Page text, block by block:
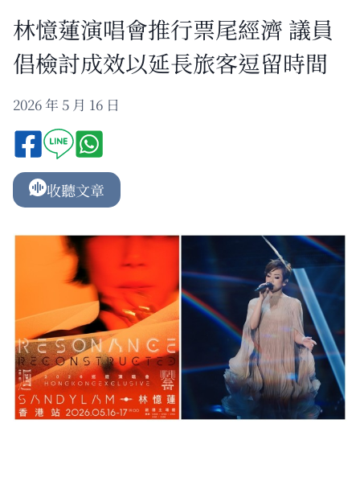
林憶蓮演唱會推行票尾經濟 議員
倡檢討成效以延長旅客逗留時間
2026 年 5 月 16 日
收聽文章